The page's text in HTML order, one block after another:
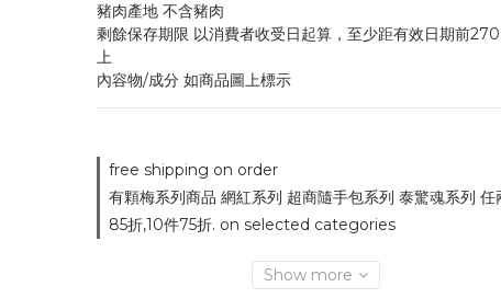
豬肉產地 不含豬肉
剩餘保存期限 以消費者收受日起算，至少距有效日期前
上
內容物/成分 如商品圖上標示
free shipping on order
有顆梅系列商品 網紅系列 超商隨手包系列 泰驚魂系列 任
85折,10件75折. on selected categories
Show more